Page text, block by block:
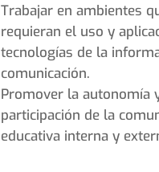
Trabajar en ambientes
requieran el uso y
tecnologías de la
comunicación.
Promover la autonomía
participación de la
educativa interna y